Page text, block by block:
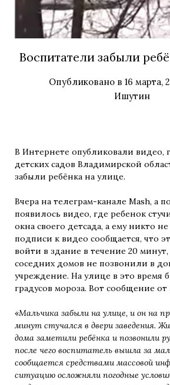
Воспитатели забыли
Опубликовано в 16 марта,
Ишутин
В Интернете опубликовали видео,
детских садов Владимирской
забыли ребёнка на улице.
Вчера на телеграм-канале Mash, а
появилось видео, где ребенок
окна своего детсада, а ему никто
подписи к видео сообщается, что
войти в здание в течение 20
соседних домов не позвонили в
учреждение. На улице в это время
градусов мороза. Вот сообщение от
«Мальчика забыли на улице, и он на
минут стучался в двери заведения.
дома заметили ребёнка и позвонили
после чего воспитатель вышла за
сообщается средствами массовой
ситуацию осложняли погодные